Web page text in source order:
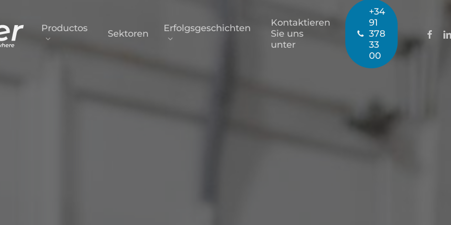
Productos Sektoren Erfolgsgeschichten
Kontaktieren
Sie uns
unter
+34
91
378
33
00